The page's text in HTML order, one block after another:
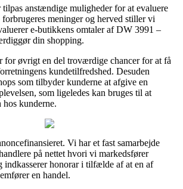
anstændige muligheder for at evaluere
meninger og herved stiller vi
e-butikkens omtaler af DW 3991 –
din shopping.
for øvrigt en del troværdige chancer for at få
kundetilfredshed. Desuden
som tilbyder kunderne at afgive en
som ligeledes kan bruges til at
hos kunderne.
Vi har et fast samarbejde
på nettet hvori vi markedsfører
indkasserer honorar i tilfælde af at en af
en handel.